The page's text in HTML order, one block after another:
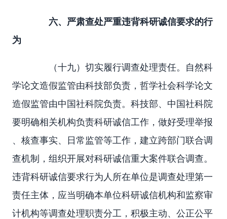
六、严肃查处严重违背科研诚信要求的行
为
（十九）切实履行调查处理责任。自然科
学论文造假监管由科技部负责，哲学社会科学论文
造假监管由中国社科院负责。科技部、中国社科院
要明确相关机构负责科研诚信工作，做好受理举报
、核查事实、日常监管等工作，建立跨部门联合调
查机制，组织开展对科研诚信重大案件联合调查。
违背科研诚信要求行为人所在单位是调查处理第一
责任主体，应当明确本单位科研诚信机构和监察审
计机构等调查处理职责分工，积极主动、公正公平